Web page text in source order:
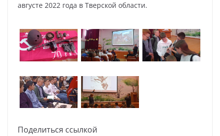
августе 2022 года в Тверской области.
Поделиться ссылкой